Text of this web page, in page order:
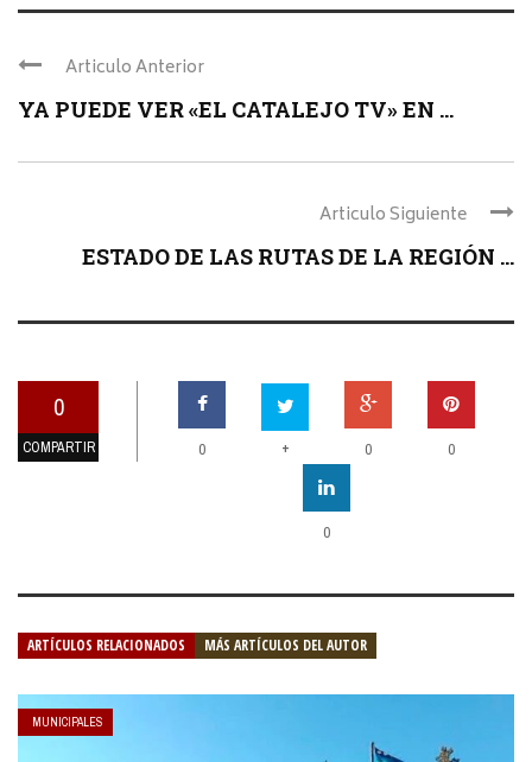
Articulo Anterior
YA PUEDE VER «EL CATALEJO TV» EN ...
Articulo Siguiente
ESTADO DE LAS RUTAS DE LA REGIÓN ...
0
COMPARTIR 0 + 0 0
0
ARTÍCULOS RELACIONADOS MÁS ARTÍCULOS DEL AUTOR
MUNICIPALES